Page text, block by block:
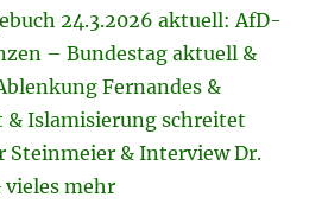
24.3.2026 aktuell: AfD-
– Bundestag aktuell &
Fernandes &
Islamisierung schreitet
Steinmeier & Interview Dr.
vieles mehr